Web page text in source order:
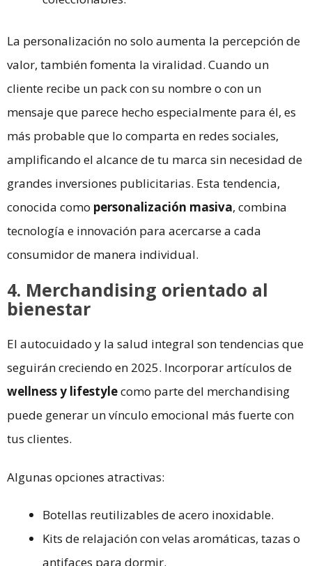
La personalización no solo aumenta la percepción de
valor, también fomenta la viralidad. Cuando un
cliente recibe un pack con su nombre o con un
mensaje que parece hecho especialmente para él, es
más probable que lo comparta en redes sociales,
amplificando el alcance de tu marca sin necesidad de
grandes inversiones publicitarias. Esta tendencia,
conocida como personalización masiva, combina
tecnología e innovación para acercarse a cada
consumidor de manera individual.
4. Merchandising orientado al
bienestar
El autocuidado y la salud integral son tendencias que
seguirán creciendo en 2025. Incorporar artículos de
wellness y lifestylecomo parte del merchandising
puede generar un vínculo emocional más fuerte con
tus clientes.
Algunas opciones atractivas:
Botellas reutilizables de acero inoxidable.
Kits de relajación con velas aromáticas, tazas o
antifaces para dormir.